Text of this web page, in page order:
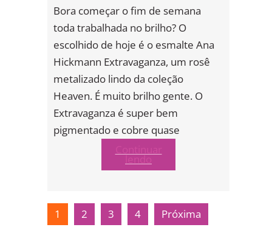
Bora começar o fim de semana
toda trabalhada no brilho? O
escolhido de hoje é o esmalte Ana
Hickmann Extravaganza, um rosê
metalizado lindo da coleção
Heaven. É muito brilho gente. O
Extravaganza é super bem
pigmentado e cobre quase
lendo
1 2 3 4 Próxima